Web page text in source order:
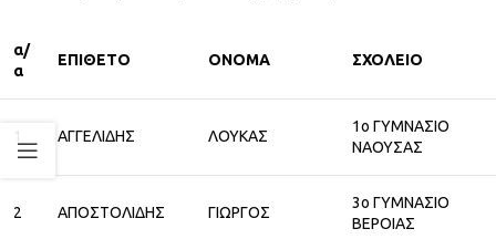
α/
α
ΕΠΙΘΕΤΟ ΟΝΟΜΑ ΣΧΟΛΕΙΟ
1 ΑΓΓΕΛΙΔΗΣ ΛΟΥΚΑΣ
1ο ΓΥΜΝΑΣΙΟ
ΝΑΟΥΣΑΣ
2 ΑΠΟΣΤΟΛΙΔΗΣ ΓΙΩΡΓΟΣ
3ο ΓΥΜΝΑΣΙΟ
ΒΕΡΟΙΑΣ